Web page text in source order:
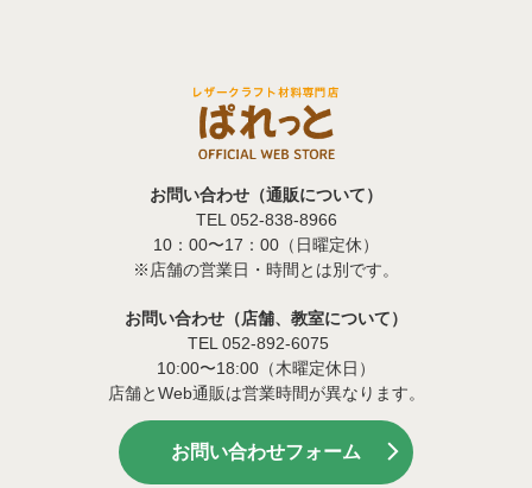
お問い合わせ（通販について）
TEL 052-838-8966
10：00〜17：00（日曜定休）
※店舗の営業日・時間とは別です。
お問い合わせ（店舗、教室について）
TEL 052-892-6075
10:00〜18:00（木曜定休日）
店舗とWeb通販は営業時間が異なります。
お問い合わせフォーム